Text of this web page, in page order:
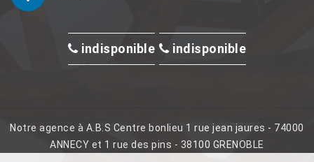
indisponible indisponible
Notre agence à A.B.S Centre bonlieu 1 rue jean jaures - 74000
ANNECY et 1 rue des pins - 38100 GRENOBLE